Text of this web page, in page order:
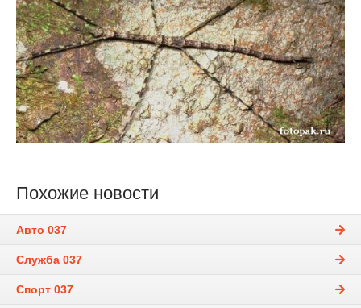
Похожие новости
Авто 037
Служба 037
Спорт 037